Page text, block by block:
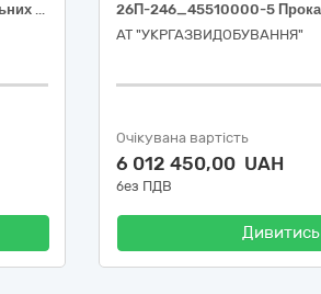
26П-247_45510000-5 Прокат підіймальних кранів із оператором (Послуги автомобільних кранів вантажопідйомністю від 30 тон)
АТ "УКРГАЗВИДОБУВАННЯ"
Очікувана вартість
6 012 450,00 UAH
без ПДВ
Дивитись